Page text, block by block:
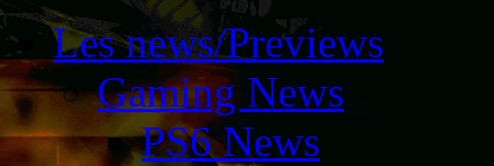
Les news/Previews
Gaming News
PS6 News